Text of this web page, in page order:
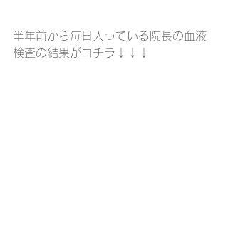
半年前から毎日入っている院長の血液
検査の結果がコチラ↓↓↓